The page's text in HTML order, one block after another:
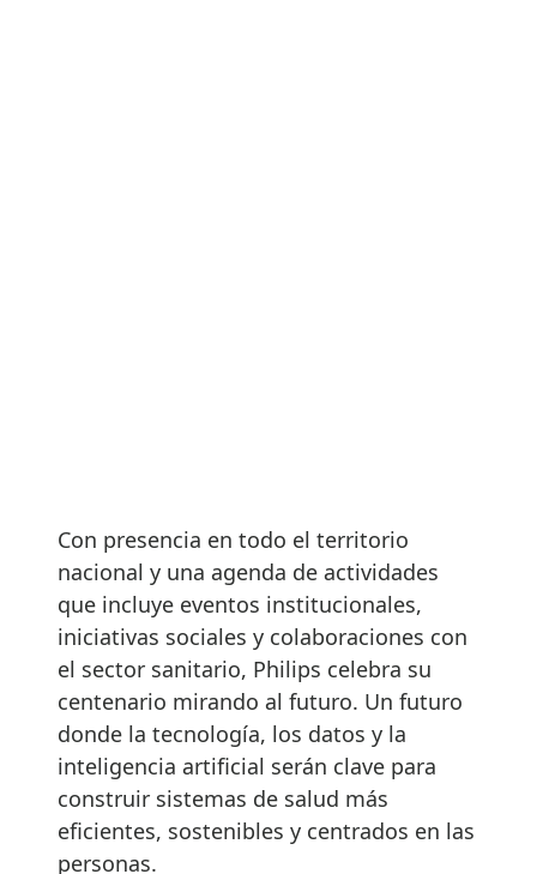
Con presencia en todo el territorio
nacional y una agenda de actividades
que incluye eventos institucionales,
iniciativas sociales y colaboraciones con
el sector sanitario, Philips celebra su
centenario mirando al futuro. Un futuro
donde la tecnología, los datos y la
inteligencia artificial serán clave para
construir sistemas de salud más
eficientes, sostenibles y centrados en las
personas.